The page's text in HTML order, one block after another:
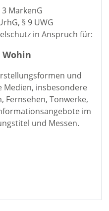
MarkenG
§ 9 UWG
in Anspruch für:
Wohin
und
insbesondere
Fernsehen, Tonwerke,
im
und Messen.